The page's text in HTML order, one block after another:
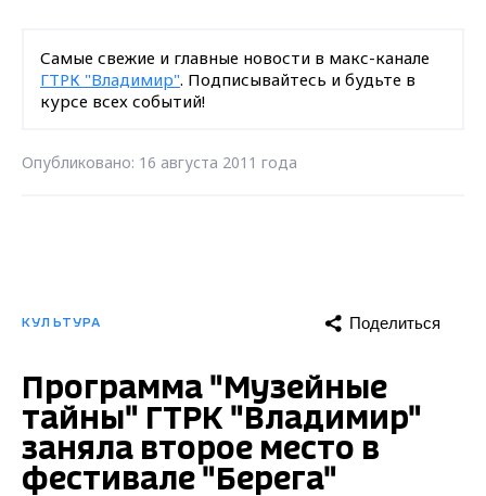
Самые свежие и главные новости в макс-канале
ГТРК "Владимир". Подписывайтесь и будьте в
курсе всех событий!
Опубликовано: 16 августа 2011 года
КУЛЬТУРА Поделиться
Программа "Музейные
тайны" ГТРК "Владимир"
заняла второе место в
фестивале "Берега"